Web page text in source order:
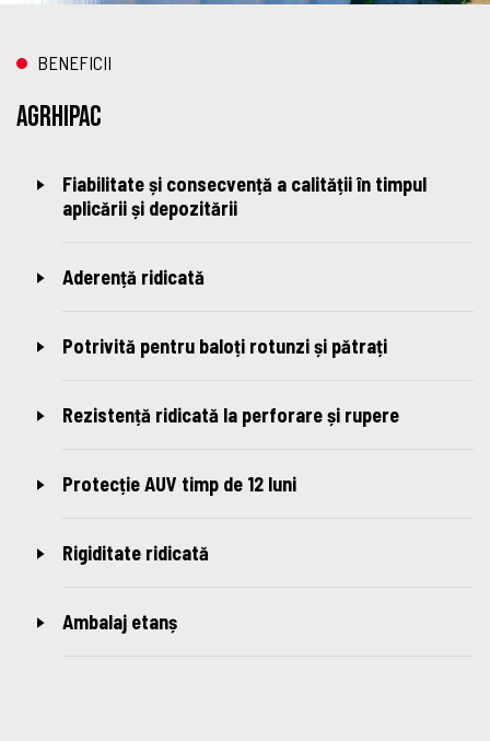
BENEFICII
AGRHIPAC
Fiabilitate și consecvență a calității în timpul
aplicării și depozitării
Aderență ridicată
Potrivită pentru baloți rotunzi și pătrați
Rezistență ridicată la perforare și rupere
Protecție AUV timp de 12 luni
Rigiditate ridicată
Ambalaj etanș